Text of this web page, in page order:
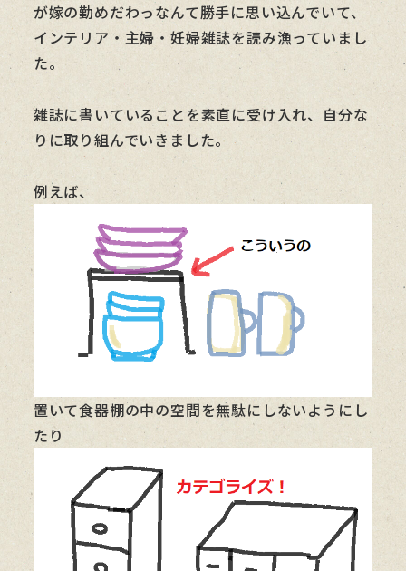
が嫁の勤めだわっなんて勝手に思い込んでいて、
インテリア・主婦・妊婦雑誌を読み漁っていまし
た。
雑誌に書いていることを素直に受け入れ、自分な
りに取り組んでいきました。
例えば、
置いて食器棚の中の空間を無駄にしないようにし
たり